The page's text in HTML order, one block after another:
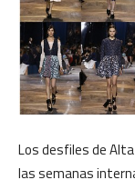
Los desfiles de
las semanas